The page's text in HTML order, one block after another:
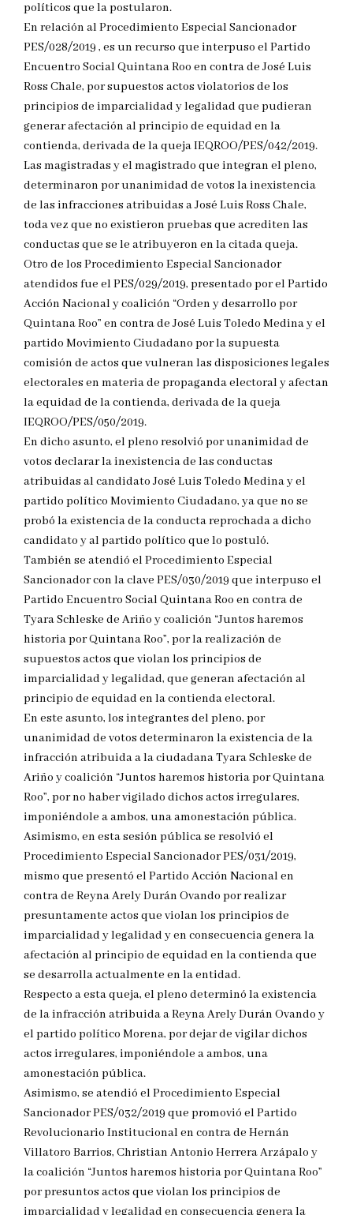
políticos que la postularon.
En relación al Procedimiento Especial Sancionador
PES/028/2019 , es un recurso que interpuso el Partido
Encuentro Social Quintana Roo en contra de José Luis
Ross Chale, por supuestos actos violatorios de los
principios de imparcialidad y legalidad que pudieran
generar afectación al principio de equidad en la
contienda, derivada de la queja IEQROO/PES/042/2019.
Las magistradas y el magistrado que integran el pleno,
determinaron por unanimidad de votos la inexistencia
de las infracciones atribuidas a José Luis Ross Chale,
toda vez que no existieron pruebas que acrediten las
conductas que se le atribuyeron en la citada queja.
Otro de los Procedimiento Especial Sancionador
atendidos fue el PES/029/2019, presentado por el Partido
Acción Nacional y coalición “Orden y desarrollo por
Quintana Roo” en contra de José Luis Toledo Medina y el
partido Movimiento Ciudadano por la supuesta
comisión de actos que vulneran las disposiciones legales
electorales en materia de propaganda electoral y afectan
la equidad de la contienda, derivada de la queja
IEQROO/PES/050/2019.
En dicho asunto, el pleno resolvió por unanimidad de
votos declarar la inexistencia de las conductas
atribuidas al candidato José Luis Toledo Medina y el
partido político Movimiento Ciudadano, ya que no se
probó la existencia de la conducta reprochada a dicho
candidato y al partido político que lo postuló.
También se atendió el Procedimiento Especial
Sancionador con la clave PES/030/2019 que interpuso el
Partido Encuentro Social Quintana Roo en contra de
Tyara Schleske de Ariño y coalición “Juntos haremos
historia por Quintana Roo”, por la realización de
supuestos actos que violan los principios de
imparcialidad y legalidad, que generan afectación al
principio de equidad en la contienda electoral.
En este asunto, los integrantes del pleno, por
unanimidad de votos determinaron la existencia de la
infracción atribuida a la ciudadana Tyara Schleske de
Ariño y coalición “Juntos haremos historia por Quintana
Roo”, por no haber vigilado dichos actos irregulares,
imponiéndole a ambos, una amonestación pública.
Asimismo, en esta sesión pública se resolvió el
Procedimiento Especial Sancionador PES/031/2019,
mismo que presentó el Partido Acción Nacional en
contra de Reyna Arely Durán Ovando por realizar
presuntamente actos que violan los principios de
imparcialidad y legalidad y en consecuencia genera la
afectación al principio de equidad en la contienda que
se desarrolla actualmente en la entidad.
Respecto a esta queja, el pleno determinó la existencia
de la infracción atribuida a Reyna Arely Durán Ovando y
el partido político Morena, por dejar de vigilar dichos
actos irregulares, imponiéndole a ambos, una
amonestación pública.
Asimismo, se atendió el Procedimiento Especial
Sancionador PES/032/2019 que promovió el Partido
Revolucionario Institucional en contra de Hernán
Villatoro Barrios, Christian Antonio Herrera Arzápalo y
la coalición “Juntos haremos historia por Quintana Roo”
por presuntos actos que violan los principios de
imparcialidad y legalidad en consecuencia genera la